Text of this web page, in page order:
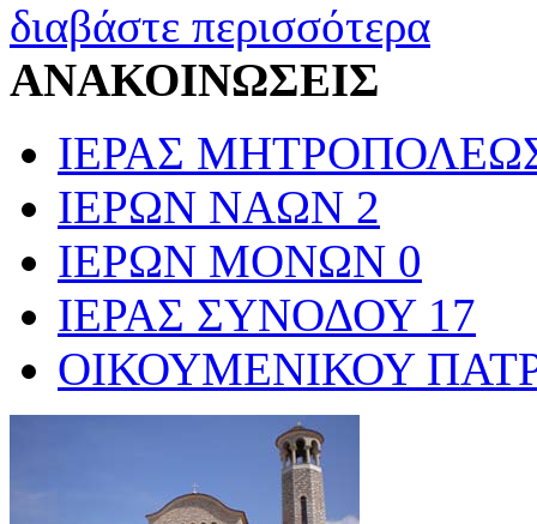
διαβάστε περισσότερα
ΑΝΑΚΟΙΝΩΣΕΙΣ
ΙΕΡΑΣ
ΙΕΡΩΝ ΝΑΩΝ 2
ΙΕΡΩΝ ΜΟΝΩΝ 0
ΙΕΡΑΣ ΣΥΝΟΔΟΥ 17
ΟΙΚΟΥΜΕΝΙΚΟΥ